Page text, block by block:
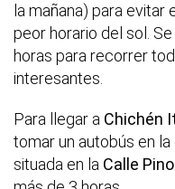
la mañana) para
peor horario del sol.
horas para recorrer
interesantes.
Para llegar a Chichén
tomar un autobús en
situada en la Calle